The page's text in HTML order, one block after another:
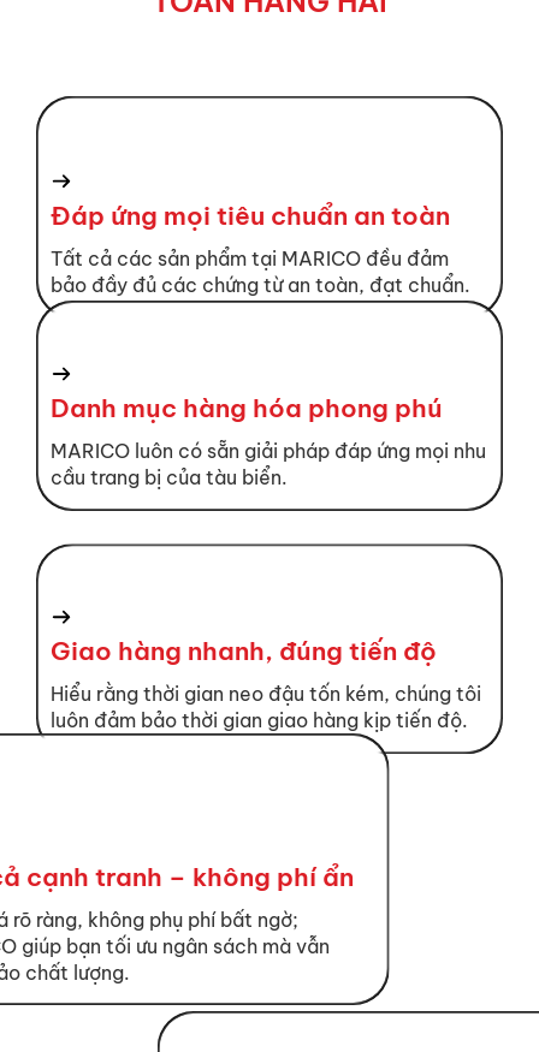
Đáp ứng mọi tiêu chuẩn an toàn
Tất cả các sản phẩm tại MARICO đều đảm
bảo đầy đủ các chứng từ an toàn, đạt chuẩn.
Danh mục hàng hóa phong phú
MARICO luôn có sẵn giải pháp đáp ứng mọi nhu
cầu trang bị của tàu biển.
Giao hàng nhanh, đúng tiến độ
Hiểu rằng thời gian neo đậu tốn kém, chúng tôi
luôn đảm bảo thời gian giao hàng kịp tiến độ.
cạnh tranh – không phí ẩn
rõ ràng, không phụ phí bất ngờ;
giúp bạn tối ưu ngân sách mà vẫn
chất lượng.